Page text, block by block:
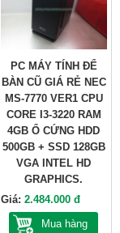
PC MÁY TÍNH ĐỂ
BÀN CŨ GIÁ RẺ NEC
MS-7770 VER1 CPU
CORE I3-3220 RAM
4GB Ổ CỨNG HDD
500GB + SSD 128GB
VGA INTEL HD
GRAPHICS.
Giá: 2.484.000 đ
Mua hàng